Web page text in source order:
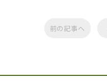
前の記事へ